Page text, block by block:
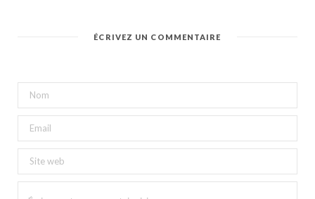
ÉCRIVEZ UN COMMENTAIRE